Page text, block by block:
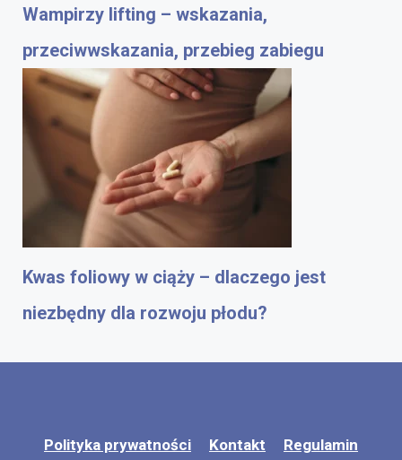
Wampirzy lifting – wskazania,
przeciwwskazania, przebieg zabiegu
Kwas foliowy w ciąży – dlaczego jest
niezbędny dla rozwoju płodu?
Polityka prywatności Kontakt Regulamin